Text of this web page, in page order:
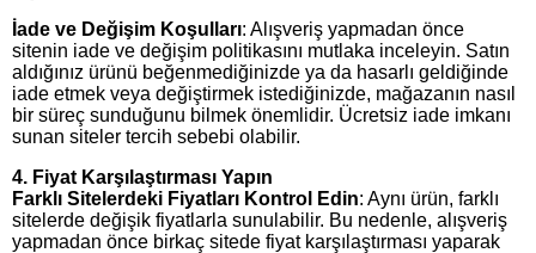
İade ve Değişim Koşulları: Alışveriş yapmadan önce
sitenin iade ve değişim politikasını mutlaka inceleyin. Satın
aldığınız ürünü beğenmediğinizde ya da hasarlı geldiğinde
iade etmek veya değiştirmek istediğinizde, mağazanın nasıl
bir süreç sunduğunu bilmek önemlidir. Ücretsiz iade imkanı
sunan siteler tercih sebebi olabilir.
4. Fiyat Karşılaştırması Yapın
Farklı Sitelerdeki Fiyatları Kontrol Edin: Aynı ürün, farklı
sitelerde değişik fiyatlarla sunulabilir. Bu nedenle, alışveriş
yapmadan önce birkaç sitede fiyat karşılaştırması yaparak